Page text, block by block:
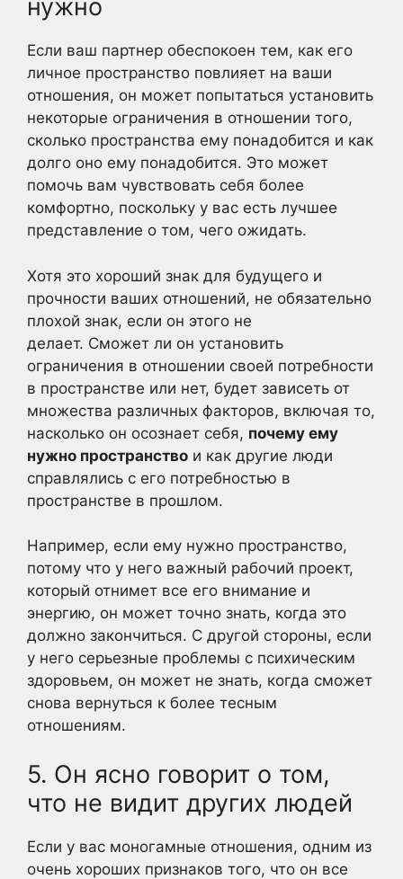
нужно
Если ваш партнер обеспокоен тем, как его
личное пространство повлияет на ваши
отношения, он может попытаться установить
некоторые ограничения в отношении того,
сколько пространства ему понадобится и как
долго оно ему понадобится. Это может
помочь вам чувствовать себя более
комфортно, поскольку у вас есть лучшее
представление о том, чего ожидать.
Хотя это хороший знак для будущего и
прочности ваших отношений, не обязательно
плохой знак, если он этого не
делает. Сможет ли он установить
ограничения в отношении своей потребности
в пространстве или нет, будет зависеть от
множества различных факторов, включая то,
насколько он осознает себя, почему ему
нужно пространство и как другие люди
справлялись с его потребностью в
пространстве в прошлом.
Например, если ему нужно пространство,
потому что у него важный рабочий проект,
который отнимет все его внимание и
энергию, он может точно знать, когда это
должно закончиться. С другой стороны, если
у него серьезные проблемы с психическим
здоровьем, он может не знать, когда сможет
снова вернуться к более тесным
отношениям.
5. Он ясно говорит о том,
что не видит других людей
Если у вас моногамные отношения, одним из
очень хороших признаков того, что он все